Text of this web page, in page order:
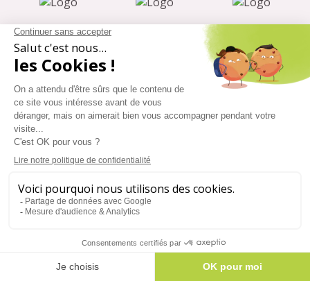
RÉPONSES À VOS
QUESTIONS
Quelle est la durée des
& Handicap ?